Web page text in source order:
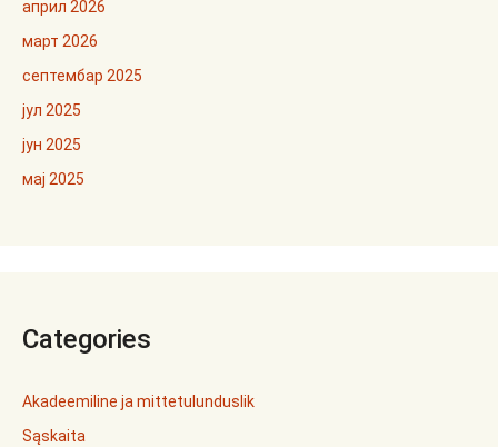
април 2026
март 2026
септембар 2025
јул 2025
јун 2025
мај 2025
Categories
Akadeemiline ja mittetulunduslik
Sąskaita